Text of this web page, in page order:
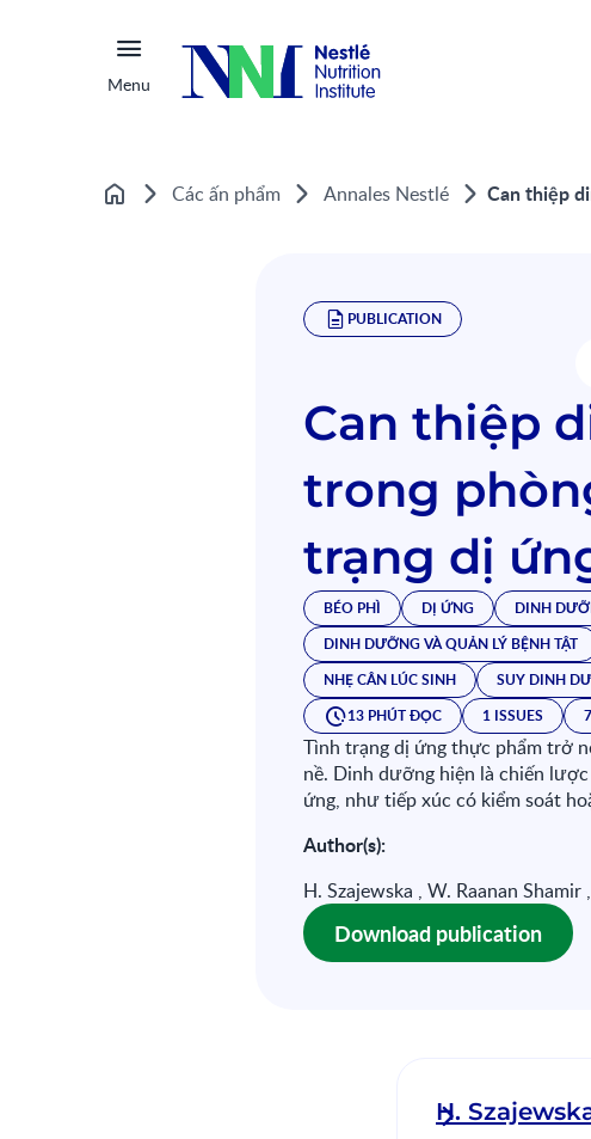
Menu
Home Các ấn phẩm Annales Nestlé Can thiệp
PUBLICATION
Can thiệp
trong
trạng dị
BÉO PHÌ DỊ ỨNG
DINH
DINH DƯỠNG VÀ QUẢN LÝ BỆNH TẬT
NHẸ CÂN LÚC SINH
SUY DINH
13 PHÚT ĐỌC
1 ISSUES
Tình trạng dị ứng thực phẩm trở
nề. Dinh dưỡng hiện là chiến
ứng, như tiếp xúc có kiểm soát
Author(s):
H. Szajewska , W. Raanan Shamir
Download publication
H.